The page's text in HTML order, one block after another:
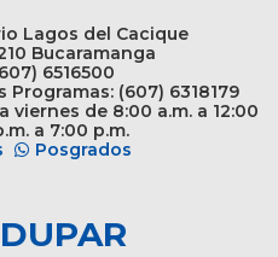
Lagos del Cacique
Bucaramanga
6516500
(607) 6318179
viernes de 8:00 a.m. a 12:00
a 7:00 p.m.
Posgrados